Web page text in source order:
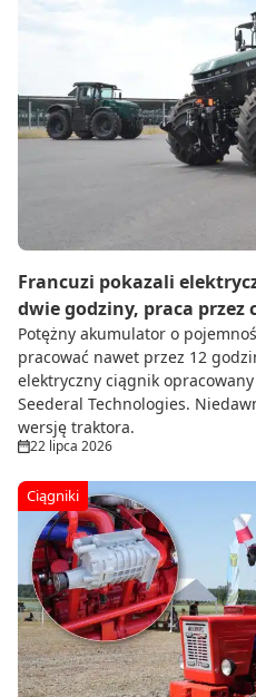
Francuzi pokazali
dwie godziny, praca przez
Potężny akumulator o
pracować nawet przez 12
elektryczny ciągnik
Seederal Technologies.
wersję traktora.
22 lipca 2026
Ciągniki